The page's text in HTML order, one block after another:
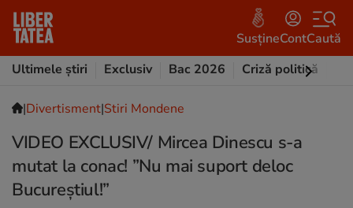
SusțineContCaută
Ultimele știri
Exclusiv Bac 2026 Criză politică
|Divertisment|Stiri Mondene
VIDEO EXCLUSIV/ Mircea Dinescu s-a
mutat la conac! ”Nu mai suport deloc
Bucureștiul!”